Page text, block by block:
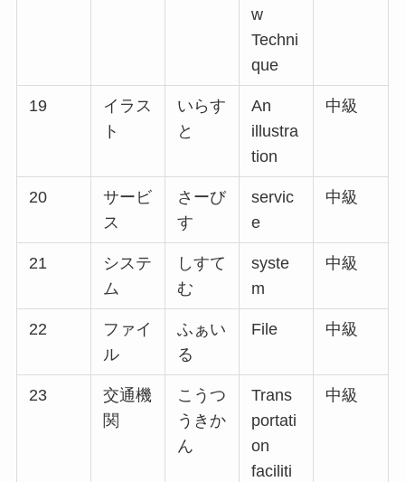
w
Techni
que
19
イラス
ト
いらす
と
An
illustra
tion
中級
20
サービ
ス
さーび
す
servic
e
中級
21
システ
ム
しすて
む
syste
m
中級
22
ファイ
ル
ふぁい
る
File 中級
23
交通機
関
こうつ
うきか
ん
Trans
portati
on
faciliti
中級